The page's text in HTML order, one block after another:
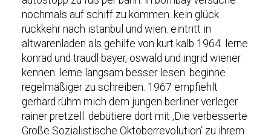
nochmals auf schiff zu kommen. kein glück.
rückkehr nach istanbul und wien. eintritt in
altwarenladen als gehilfe von kurt kalb 1964. lerne
konrad und traudl bayer, oswald und ingrid wiener
kennen. lerne langsam besser lesen. beginne
regelmäßiger zu schreiben. 1967 empfiehlt
gerhard rühm mich dem jungen berliner verleger
rainer pretzell. debütiere dort mit ‚Die verbesserte
Große Sozialistische Oktoberrevolution‘ zu ihrem